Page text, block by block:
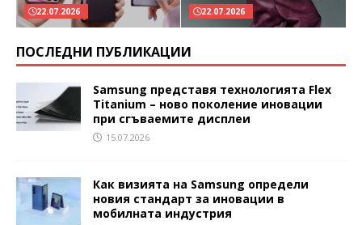
22.07.2026 22.07.2026
ПОСЛЕДНИ ПУБЛИКАЦИИ
Samsung представя технологията Flex
Titanium – ново поколение иновации
при сгъваемите дисплеи
15.07.2026
Как визията на Samsung определи
новия стандарт за иновации в
мобилната индустрия